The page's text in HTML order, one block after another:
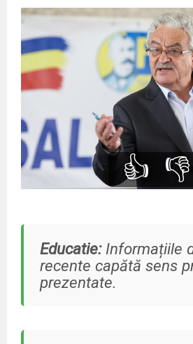
👍 👎
Educatie:Informațiile
recente capătă sens
prezentate.